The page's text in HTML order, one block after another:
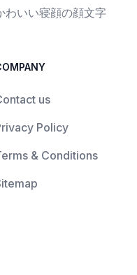
わいい寝顔の顔文字
us
Policy
& Conditions